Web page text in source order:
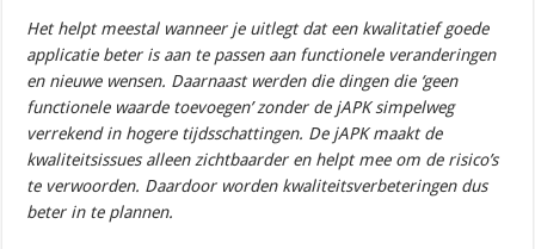
Het helpt meestal wanneer je uitlegt dat een kwalitatief goede
applicatie beter is aan te passen aan functionele veranderingen
en nieuwe wensen. Daarnaast werden die dingen die ‘geen
functionele waarde toevoegen’ zonder de jAPK simpelweg
verrekend in hogere tijdsschattingen. De jAPK maakt de
kwaliteitsissues alleen zichtbaarder en helpt mee om de risico’s
te verwoorden. Daardoor worden kwaliteitsverbeteringen dus
beter in te plannen.